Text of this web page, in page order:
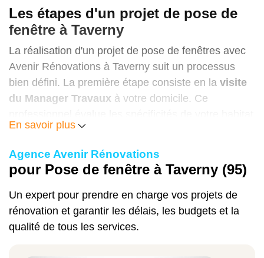
400€ - 800€
Fenêtre Bois
600€ - 1200€
Ces prix sont donnés à titre indicatif et
Les étapes d'un projet de pose de
fenêtre à Taverny
La réalisation d'un projet de pose de fenêtres avec
Avenir Rénovations à Taverny suit un processus
bien défini. La première étape consiste en la visite
du Manager Travaux à votre domicile. Ce
et prend en compte vos souhaits.
Suite à cette visite, notre équipe élabore un
sur-mesureet vous fournit un devis détaillé. Une
démarches administratives
nécessaires, telles
que la demande d'autorisations éventuelles.
En savoir plus
Agence Avenir Rénovations
pour Pose de fenêtre à Taverny (95)
Un expert pour prendre en charge vos projets de
rénovation et garantir les délais, les budgets et la
qualité de tous les services.